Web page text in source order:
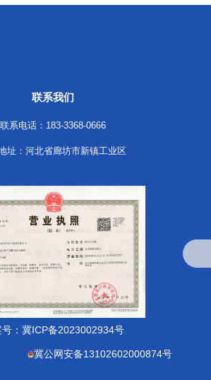
联系我们
联系电话：183-3368-0666
址：河北省廊坊市新镇工业区
： 冀ICP备2023002934号
冀公网安备13102602000874号